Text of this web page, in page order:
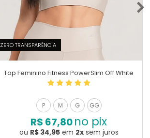
ZERO TRANSPARÊNCIA
Top Feminino Fitness PowerSlim Off White
P M G GG
R$ 67,80no pix
ou R$ 34,95em 2xsem juros